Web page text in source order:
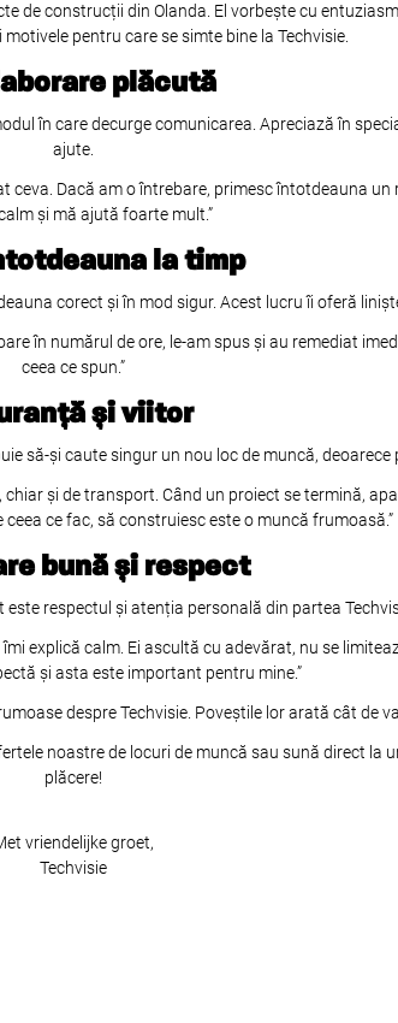
de construcții din Olanda. El vorbește cu
pentru care se simte bine la Techvisie.
plăcută
în care decurge comunicarea. Apreciază în
ajute.
Dacă am o întrebare, primesc întotdeauna
și mă ajută foarte mult.”
la timp
corect și în mod sigur. Acest lucru îi oferă
în numărul de ore, le-am spus și au remediat
ceea ce spun.”
și viitor
să-și caute singur un nou loc de muncă, deoarece
și de transport. Când un proiect se termină,
ce fac, să construiesc este o muncă frumoasă.”
bună și respect
respectul și atenția personală din partea
explică calm. Ei ascultă cu adevărat, nu se
și asta este important pentru mine.”
despre Techvisie. Poveștile lor arată cât de
noastre de locuri de muncă sau sună direct la
plăcere!
vriendelijke groet,
Techvisie